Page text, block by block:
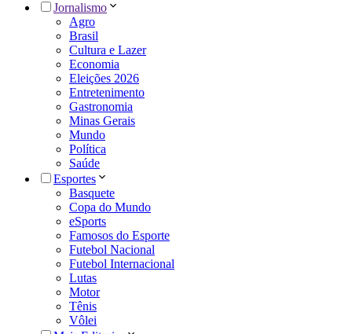
Jornalismo
Agro
Brasil
Cultura e Lazer
Economia
Eleições 2026
Entretenimento
Gastronomia
Minas Gerais
Mundo
Política
Saúde
Esportes
Basquete
Copa do Mundo
eSports
Famosos do Esporte
Futebol Nacional
Futebol Internacional
Lutas
Motor
Tênis
Vôlei